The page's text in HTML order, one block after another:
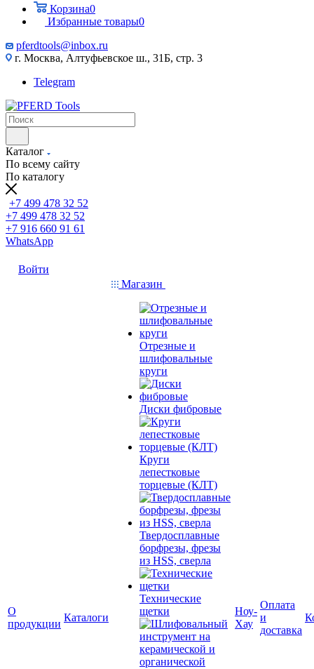
Корзина0
Избранные товары0
pferdtools@inbox.ru
г. Москва, Алтуфьевское ш., 31Б, стр. 3
Telegram
Каталог
По всему сайту
По каталогу
+7 499 478 32 52
+7 499 478 32 52
+7 916 660 91 61
WhatsApp
Войти
О
продукции
Каталоги
Магазин
Отрезные и
шлифовальные
круги
Диски фибровые
Круги
лепестковые
торцевые (КЛТ)
Твердосплавные
борфрезы, фрезы
из HSS, сверла
Технические
щетки
Ноу-
Хау
Оплата
и
доставка